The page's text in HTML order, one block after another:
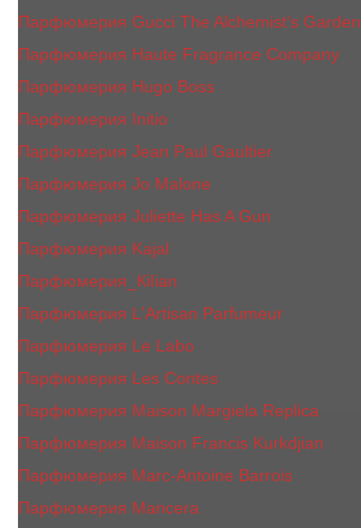
Парфюмерия Gucci The Alchemist’s Garden.
Парфюмерия Haute Fragrance Company
Парфюмерия Hugo Boss
Парфюмерия Initio
Парфюмерия Jean Paul Gaultier
Парфюмерия Jо Malоnе
Парфюмерия Juliette Has A Gun
Парфюмерия Kajal
Парфюмерия_КiIiаn
Парфюмерия L'Artisan Parfumeur
Парфюмерия Le Labo
Парфюмерия Les Contes
Парфюмерия Maison Margiela Replica
Парфюмерия Maison Francis Kurkdjian
Парфюмерия Marc-Antoine Barrois
Парфюмерия Mancera